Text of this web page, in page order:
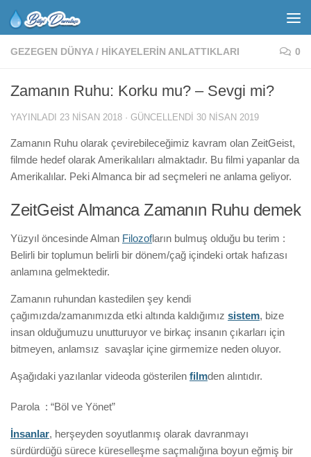
GEZEGEN DÜNYA / HIKAYELERIN ANLATTIKLARI 0
Zamanın Ruhu: Korku mu? – Sevgi mi?
YAYINLADI 23 NISAN 2018 · GÜNCELLENDI 30 NISAN 2019
Zamanın Ruhu olarak çevirebileceğimiz kavram olan ZeitGeist,
filmde hedef olarak Amerikalıları almaktadır. Bu filmi yapanlar da
Amerikalılar. Peki Almanca bir ad seçmeleri ne anlama geliyor.
ZeitGeist Almanca Zamanın Ruhu demek
Yüzyıl öncesinde Alman Filozofların bulmuş olduğu bu terim :
Belirli bir toplumun belirli bir dönem/çağ içindeki ortak hafızası
anlamına gelmektedir.
Zamanın ruhundan kastedilen şey kendi
çağımızda/zamanımızda etki altında kaldığımız sistem, bize
insan olduğumuzu unutturuyor ve birkaç insanın çıkarları için
bitmeyen, anlamsız savaşlar içine girmemize neden oluyor.
Aşağıdaki yazılanlar videoda gösterilen filmden alıntıdır.
Parola : “Böl ve Yönet”
İnsanlar, herşeyden soyutlanmış olarak davranmayı
sürdürdüğü sürece küreselleşme saçmalığına boyun eğmiş bir